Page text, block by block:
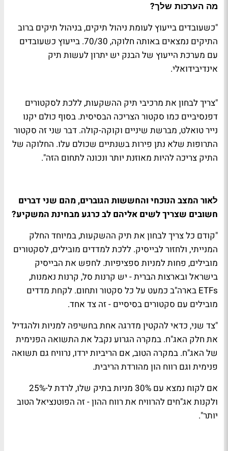
מה הערכות שלך?
"כשעובדים בייעוץ לעומת ניהול תיקים, בניהול תיקים ברוב
התיקים נמצאים באותה חלוקה, 70/30. בייעוץ כשעובדים
עם מערכת הייעוץ של הבנק יש יתרון לעשות תיק
אינדיבידואלי.
"צריך לבחון את מרכיבי תיק ההשקעות, ללכת לסקטורים
דפנסיביים כמו סקטור הצריכה הבסיסית. בסוף כולם יקנו
נייר טואלט, מברשת שיניים וקוקה-קולה. דבר שני זה סקטור
התרופות שלא נתן פירות בשנתיים שכולם עלו. החלוקה של
התיק צריכה להיות מאוזנת יותר ונכונה לתחום הזה".
לאור המצב הנוכחי והחששות הגוברים, מהם שני דברים
חשובים שצריך לשים אליהם לב כרגע מבחינת המשקיע?
"קודם כל צריך לבחון את תיק ההשקעות, במיוחד החלק
המנייתי, ולחזור לבייסיק. ללכת למדדים מובילים, לסקטורים
מובילים, פחות למניות ספציפיות. לחפש את הבייסיק
בישראל ובארצות הברית - יש קרנות סל, קרנות נאמנות,
ETFs בארה"ב כמעט על כל סקטור ותחום. לקחת מדדים
מובילים עם סקטורים בסיסיים - זה צד אחד.
"צד שני, כדאי להקטין מדרגה אחת בחשיפה למניות ולהגדיל
את חלק האג"ח. במקרה הגרוע נקבל את התשואה הפנימית
של האג"ח. במקרה הטוב, אם הריביות ירדו, נרוויח גם תשואה
פנימית וגם רווח הון מהורדת הריבית.
אם לקוח נמצא עם 30% מניות בתיק שלו, לרדת ל-25%
ולקנות אג"חים להרוויח את רווח ההון - זה הפוטנציאל הטוב
יותר".